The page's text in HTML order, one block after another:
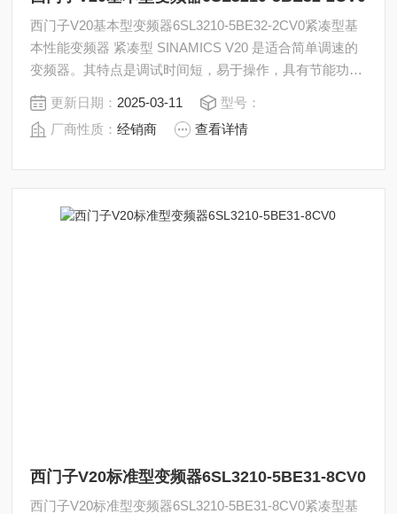
西门子V20基本型变频器6SL3210-5BE32-2CV0紧凑型基
本性能变频器 紧凑型 SINAMICS V20 是适合简单调速的
变频器。其特点是调试时间短，易于操作，具有节能功
能。9 种规格，功率范围 从0.12 kW 到 30 kW。
更新日期： 2025-03-11
型号：
厂商性质：经销商 查看详情
西门子V20标准型变频器6SL3210-5BE31-8CV0
西门子V20标准型变频器6SL3210-5BE31-8CV0紧凑型基